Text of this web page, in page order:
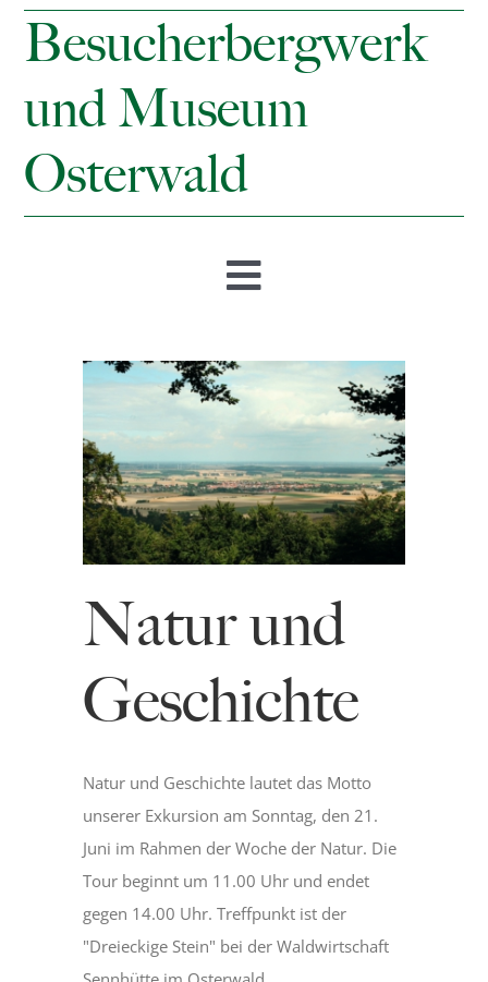
Besucherbergwerk
und Museum
Osterwald
Toggle
Navigation
Öffnungszeiten & Preise
Besucherbergwerk
Museum
Bergmannsweg
Hallo Kinder
Blog
Natur und
Geschichte
Natur und Geschichte lautet das Motto
unserer Exkursion am Sonntag, den 21.
Juni im Rahmen der Woche der Natur. Die
Tour beginnt um 11.00 Uhr und endet
gegen 14.00 Uhr. Treffpunkt ist der
"Dreieckige Stein" bei der Waldwirtschaft